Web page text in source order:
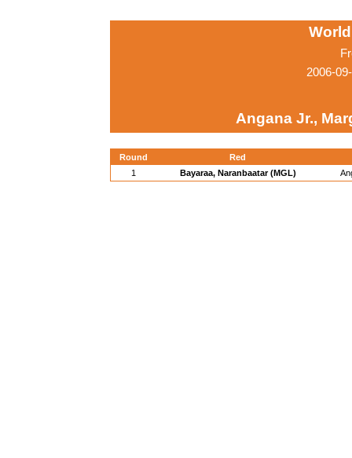
2006-
Angana Jr.,
Round
Red
1
Bayaraa, Naranbaatar (MGL)